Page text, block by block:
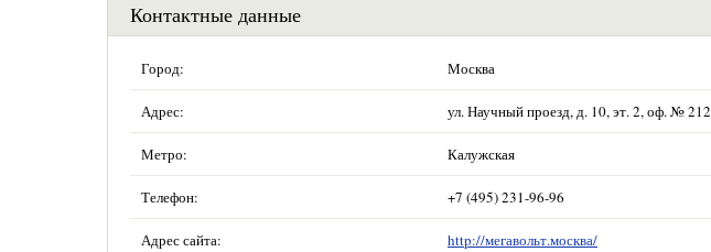
Контактные данные
Город: Москва
Адрес: ул. Научный проезд, д. 10, эт. 2, оф. № 212
Метро: Калужская
Телефон: +7 (495) 231-96-96
Адрес сайта: http://мегавольт.москва/